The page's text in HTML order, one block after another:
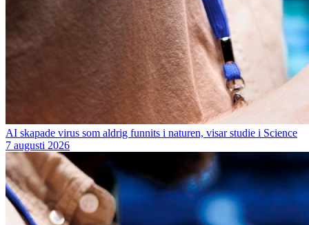
AI skapade virus som aldrig funnits i naturen, visar studie i Science
7 augusti 2026